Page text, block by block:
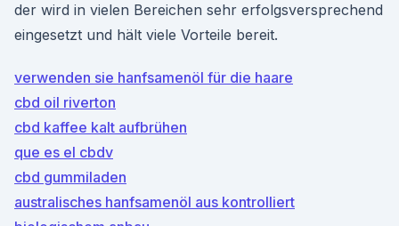
der wird in vielen Bereichen sehr erfolgsversprechend
eingesetzt und hält viele Vorteile bereit.
verwenden sie hanfsamenöl für die haare
cbd oil riverton
cbd kaffee kalt aufbrühen
que es el cbdv
cbd gummiladen
australisches hanfsamenöl aus kontrolliert